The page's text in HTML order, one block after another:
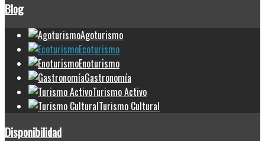
Blog
Agoturismo
Ecoturismo
Enoturismo
Gastronomía
Turismo Activo
Turismo Cultural
Disponibilidad